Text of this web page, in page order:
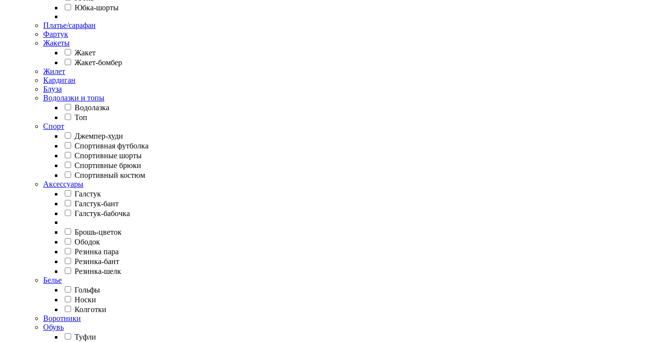
Юбка-шорты
Платье/сарафан
Фартук
Жакеты
Жакет
Жакет-бомбер
Жилет
Кардиган
Блуза
Водолазки и топы
Водолазка
Топ
Спорт
Джемпер-худи
Спортивная футболка
Спортивные шорты
Спортивные брюки
Спортивный костюм
Аксессуары
Галстук
Галстук-бант
Галстук-бабочка
Брошь-цветок
Ободок
Резинка пара
Резинка-бант
Резинка-шелк
Белье
Гольфы
Носки
Колготки
Воротники
Обувь
Туфли